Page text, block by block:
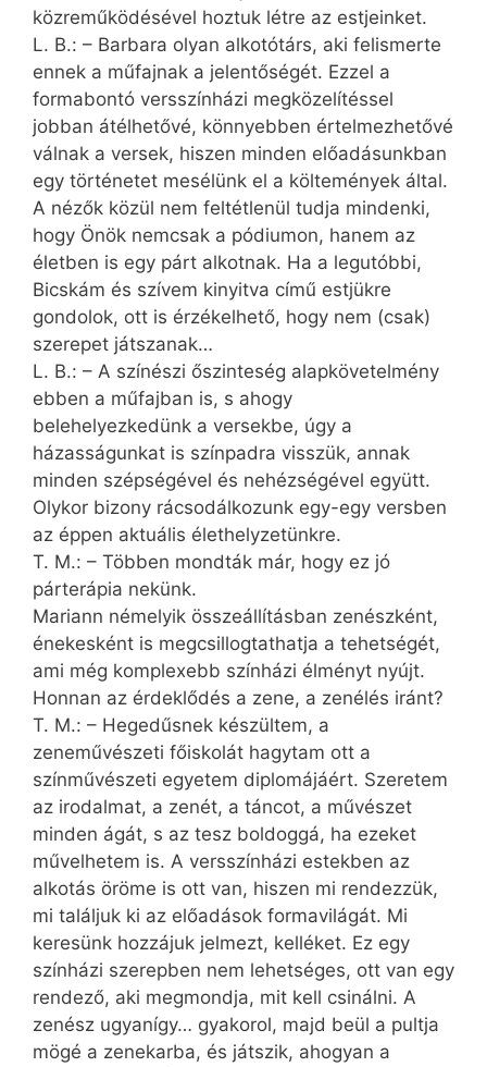
közreműködésével hoztuk létre az estjeinket.
L. B.: – Barbara olyan alkotótárs, aki felismerte
ennek a műfajnak a jelentőségét. Ezzel a
formabontó versszínházi megközelítéssel
jobban átélhetővé, könnyebben értelmezhetővé
válnak a versek, hiszen minden előadásunkban
egy történetet mesélünk el a költemények által.
A nézők közül nem feltétlenül tudja mindenki,
hogy Önök nemcsak a pódiumon, hanem az
életben is egy párt alkotnak. Ha a legutóbbi,
Bicskám és szívem kinyitva című estjükre
gondolok, ott is érzékelhető, hogy nem (csak)
szerepet játszanak…
L. B.: – A színészi őszinteség alapkövetelmény
ebben a műfajban is, s ahogy
belehelyezkedünk a versekbe, úgy a
házasságunkat is színpadra visszük, annak
minden szépségével és nehézségével együtt.
Olykor bizony rácsodálkozunk egy-egy versben
az éppen aktuális élethelyzetünkre.
T. M.: – Többen mondták már, hogy ez jó
párterápia nekünk.
Mariann némelyik összeállításban zenészként,
énekesként is megcsillogtathatja a tehetségét,
ami még komplexebb színházi élményt nyújt.
Honnan az érdeklődés a zene, a zenélés iránt?
T. M.: – Hegedűsnek készültem, a
zeneművészeti főiskolát hagytam ott a
színművészeti egyetem diplomájáért. Szeretem
az irodalmat, a zenét, a táncot, a művészet
minden ágát, s az tesz boldoggá, ha ezeket
művelhetem is. A versszínházi estekben az
alkotás öröme is ott van, hiszen mi rendezzük,
mi találjuk ki az előadások formavilágát. Mi
keresünk hozzájuk jelmezt, kelléket. Ez egy
színházi szerepben nem lehetséges, ott van egy
rendező, aki megmondja, mit kell csinálni. A
zenész ugyan­így… gyakorol, majd beül a pultja
mögé a zenekarba, és játszik, ahogyan a